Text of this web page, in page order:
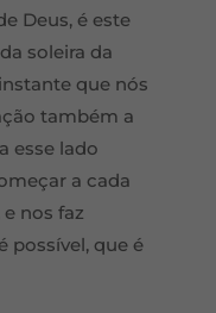
Deus, é este
soleira da
que nós
também a
esse lado
a cada
nos faz
possível, que é